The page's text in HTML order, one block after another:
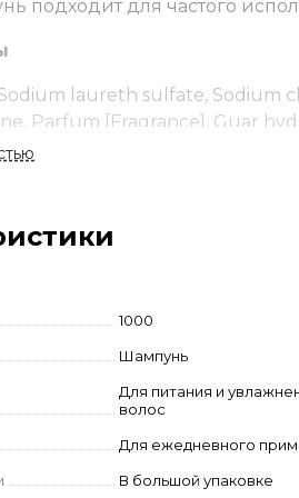
подходит для частого
laureth sulfate, Sodium
Parfum [Fragrance], Guar
Triethanolamine,
и условия хранения
не ниже 0 °C и не
Срок годности с даты
1000
Шампунь
Для питания и
волос
Для ежедневного
В большой упаковке